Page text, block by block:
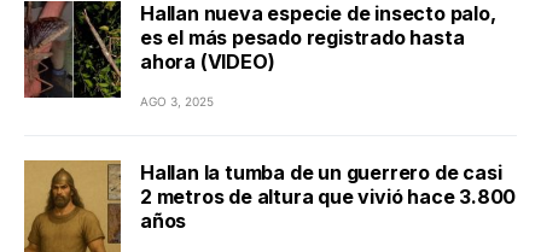
Hallan nueva especie de insecto palo,
es el más pesado registrado hasta
ahora (VIDEO)
AGO 3, 2025
Hallan la tumba de un guerrero de casi
2 metros de altura que vivió hace 3.800
años